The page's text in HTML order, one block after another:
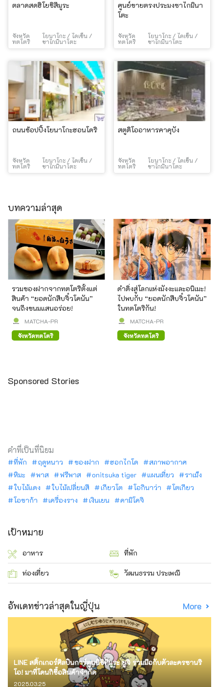
ตลาดสดฮิโยชิสึมูระ
จังหวัด
ทตโตริ
โยนาโกะ / ไดเซ็น /
ซาไกมินาโตะ
ศูนย์ขายตรงประมงซาไกมินา
โตะ
จังหวัด
ทตโตริ
โยนาโกะ / ไดเซ็น /
ซาไกมินาโตะ
ถนนช้อปปิ้งโยนาโกะฮอนโดริ
จังหวัด
ทตโตริ
โยนาโกะ / ไดเซ็น /
ซาไกมินาโตะ
สตูดิโออาหารคาคุบัง
จังหวัด
ทตโตริ
โยนาโกะ / ไดเซ็น /
ซาไกมินาโตะ
บทความล่าสุด
รวมของฝากจากทตโตริตั้งแต่
สินค้า “ยอดนักสืบจิ๋วโคนัน”
จนถึงขนมแสนอร่อย!
MATCHA-PR
จังหวัดทตโตริ
ดำดิ่งสู่โลกแห่งมังงะและอนิเมะ!
ไปพบกับ “ยอดนักสืบจิ๋วโคนัน”
ในทตโตริกัน!
MATCHA-PR
จังหวัดทตโตริ
Sponsored Stories
คำที่เป็นที่นิยม
ที่พัก ฤดูหนาว ของฝาก ฮอกไกโด
สภาพอากาศ
หิมะ
พาส ฟรีพาส onitsuka tiger แผนเที่ยว
ราเม็ง
ใบไม้แดง
ใบไม้เปลี่ยนสี เกียวโต โอกินาว่า
โตเกียว
โอซาก้า
เครื่องราง เงินเยน คามิโคจิ
เป้าหมาย
อาหาร ที่พัก
ท่องเที่ยว วัฒนธรรม ประเพณี
อัพเดทข่าวล่าสุดในญี่ปุ่น More
LINE สติ๊กเกอร์ศิลปินการ์ตูนนิชิทีมูระ ยูจิ ร่วมมือกับตัวละครซานริ
โอ! มาที่โดนกิซื้อสินค้าจำกัด
2025.03.25